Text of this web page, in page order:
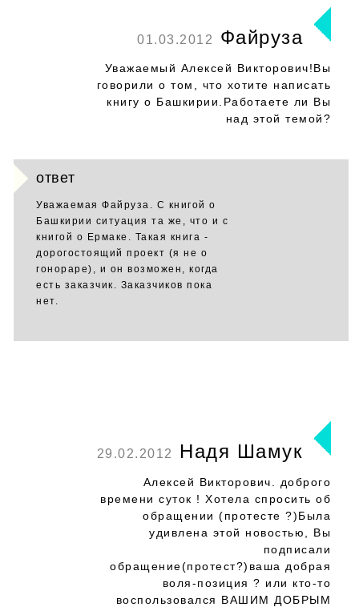
01.03.2012 Файруза
Уважаемый Алексей Викторович!Вы
говорили о том, что хотите написать
книгу о Башкирии.Работаете ли Вы
над этой темой?
ответ
Уважаемая Файруза. С книгой о
Башкирии ситуация та же, что и с
книгой о Ермаке. Такая книга -
дорогостоящий проект (я не о
гонораре), и он возможен, когда
есть заказчик. Заказчиков пока
нет.
29.02.2012 Надя Шамук
Алексей Викторович. доброго
времени суток ! Хотела спросить об
обращении (протесте ?)Была
удивлена этой новостью, Вы
подписали
обращение(протест?)ваша добрая
воля-позиция ? или кто-то
воспользовался ВАШИМ ДОБРЫМ